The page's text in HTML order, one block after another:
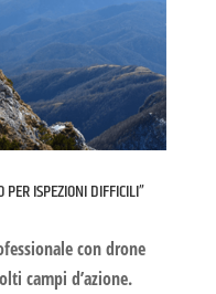
ISPEZIONI DIFFICILI”
con drone
campi d’azione.